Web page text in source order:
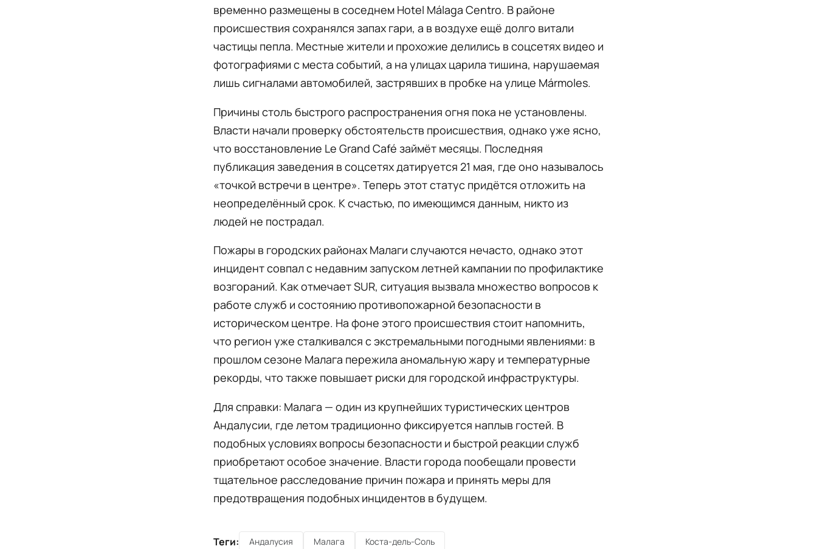
временно размещены в соседнем Hotel Málaga Centro. В районе
происшествия сохранялся запах гари, а в воздухе ещё долго витали
частицы пепла. Местные жители и прохожие делились в соцсетях видео и
фотографиями с места событий, а на улицах царила тишина, нарушаемая
лишь сигналами автомобилей, застрявших в пробке на улице Mármoles.
Причины столь быстрого распространения огня пока не установлены.
Власти начали проверку обстоятельств происшествия, однако уже ясно,
что восстановление Le Grand Café займёт месяцы. Последняя
публикация заведения в соцсетях датируется 21 мая, где оно называлось
«точкой встречи в центре». Теперь этот статус придётся отложить на
неопределённый срок. К счастью, по имеющимся данным, никто из
людей не пострадал.
Пожары в городских районах Малаги случаются нечасто, однако этот
инцидент совпал с недавним запуском летней кампании по профилактике
возгораний. Как отмечает SUR, ситуация вызвала множество вопросов к
работе служб и состоянию противопожарной безопасности в
историческом центре. На фоне этого происшествия стоит напомнить,
что регион уже сталкивался с экстремальными погодными явлениями: в
прошлом сезоне Малага пережила аномальную жару и температурные
рекорды, что также повышает риски для городской инфраструктуры.
Для справки: Малага — один из крупнейших туристических центров
Андалусии, где летом традиционно фиксируется наплыв гостей. В
подобных условиях вопросы безопасности и быстрой реакции служб
приобретают особое значение. Власти города пообещали провести
тщательное расследование причин пожара и принять меры для
предотвращения подобных инцидентов в будущем.
Теги: Андалусия Малага Коста-дель-Соль